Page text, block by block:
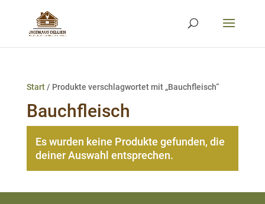
Start/ Produkte verschlagwortet mit „Bauchfleisch“
Bauchfleisch
Es wurden keine Produkte gefunden, die
deiner Auswahl entsprechen.